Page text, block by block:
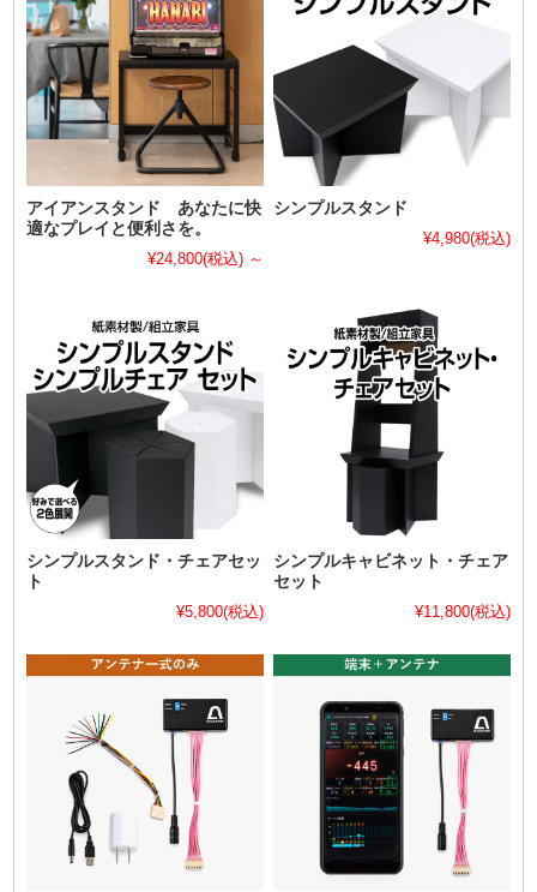
アイアンスタンド あなたに快
適なプレイと便利さを。
¥24,800(税込) ～
シンプルスタンド
¥4,980(税込)
シンプルスタンド・チェアセッ
ト
¥5,800(税込)
シンプルキャビネット・チェア
セット
¥11,800(税込)